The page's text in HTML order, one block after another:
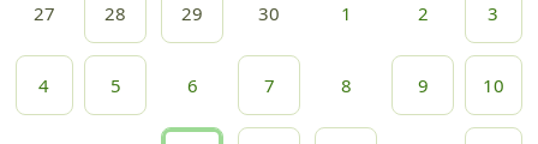
27 28 29 30 1 2 3
4 5 6 7 8 9 10